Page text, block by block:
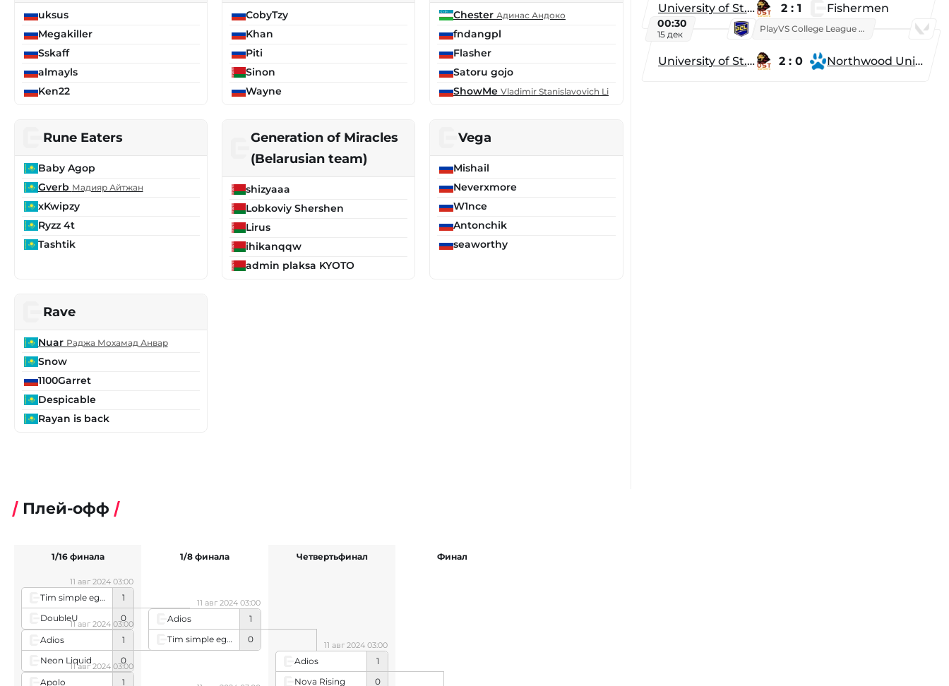
uksus
Megakiller
Sskaff
almayls
Ken22
CobyTzy
Khan
Piti
Sinon
Wayne
Chester Адинас Андоко
fndangpl
Flasher
Satoru gojo
ShowMe Vladimir Stanislavovich Li
Rune Eaters
Baby Agop
Gverb Мадияр Айтжан
xKwipzy
Ryzz 4t
Tashtik
Generation of Miracles
(Belarusian team)
shizyaaa
Lobkoviy Shershen
Lirus
ihikanqqw
admin plaksa KYOTO
Vega
Mishail
Neverxmore
W1nce
Antonchik
seaworthy
Rave
Nuar Раджа Мохамад Анвар
Snow
1100Garret
Despicable
Rayan is back
University of St. Thomas 2 : 1 Fishermen
00:30
15 дек
PlayVS College League 2025: Fall
University of St. Thomas 2 : 0 Northwood University
Плей-офф
Tim simple egoistic
1
DoubleU
0
11 авг 2024 03:00
Adios
1
Neon Liquid
0
11 авг 2024 03:00
Apolo
1
11 авг 2024 03:00
1/16 финала
Adios
1
Tim simple egoistic
0
11 авг 2024 03:00
1/8 финала
Adios
1
Nova Rising
0
11 авг 2024 03:00
Четвертьфинал Финал